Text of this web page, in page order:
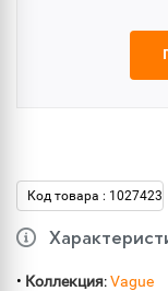
Код товара : 1027423
• Коллекция:Vague